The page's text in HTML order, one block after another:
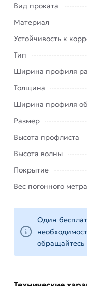
предназначен
облицовочный
ангаров,
строительстве,
Одна партия от
Профнастил С-20
(Ral 6005)
заборов и
Он обладает
атмосферным
монтируется.
надежное и
обустройства
безопасность и
Приобретая
Вид проката
Материал
Устойчивость к
Тип
Ширина профиля
Толщина
Ширина профиля
Размер
Высота профлиста
Высота волны
Покрытие
Вес погонного метра
Один